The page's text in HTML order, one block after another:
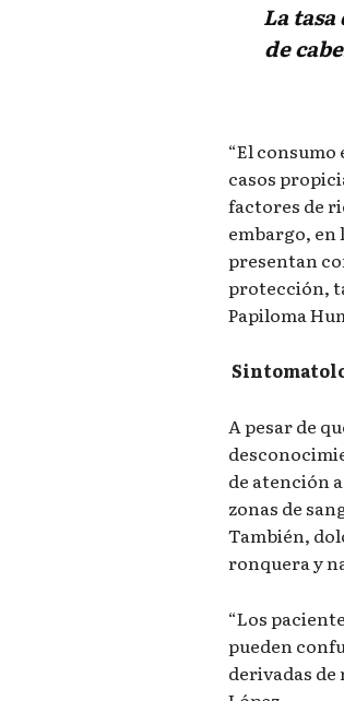
La
de
“El consumo
casos
factores de
embargo, en
presentan
protección,
Papiloma
A pesar de
de atención
zonas de
También,
ronquera y
“Los
pueden
derivadas de